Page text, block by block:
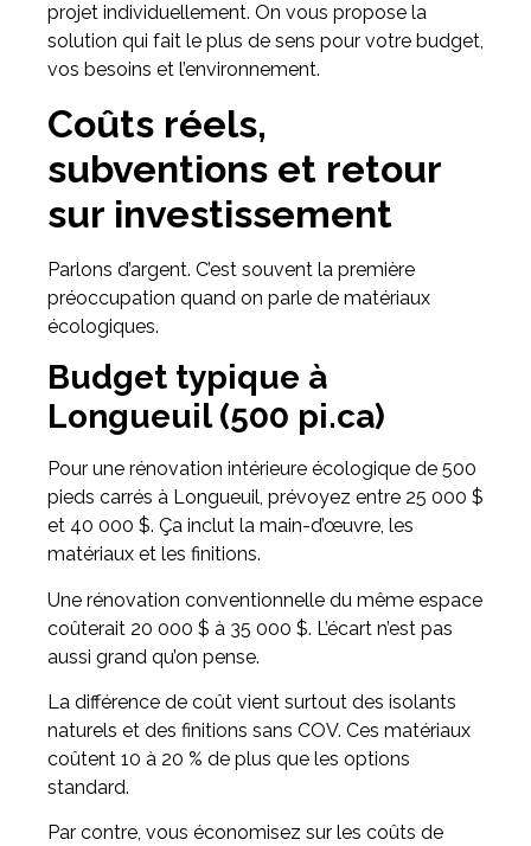
projet individuellement. On vous propose la
solution qui fait le plus de sens pour votre budget,
vos besoins et l’environnement.
Coûts réels,
subventions et retour
sur investissement
Parlons d’argent. C’est souvent la première
préoccupation quand on parle de matériaux
écologiques.
Budget typique à
Longueuil (500 pi.ca)
Pour une rénovation intérieure écologique de 500
pieds carrés à Longueuil, prévoyez entre 25 000 $
et 40 000 $. Ça inclut la main-d’œuvre, les
matériaux et les finitions.
Une rénovation conventionnelle du même espace
coûterait 20 000 $ à 35 000 $. L’écart n’est pas
aussi grand qu’on pense.
La différence de coût vient surtout des isolants
naturels et des finitions sans COV. Ces matériaux
coûtent 10 à 20 % de plus que les options
standard.
Par contre, vous économisez sur les coûts de